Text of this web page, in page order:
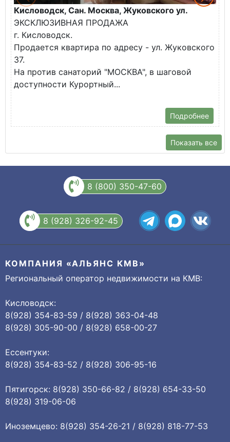
Кисловодск, Сан. Москва, Жуковского ул.
ЭКСКЛЮЗИВНАЯ ПРОДАЖА
г. Кисловодск.
Продается квартира по адресу - ул. Жуковского
37.
На против санаторий "МОСКВА", в шаговой
доступности Курортный...
Подробнее
Показать все
8 (800) 350-47-60
8 (928) 326-92-45
КОМПАНИЯ «АЛЬЯНС КМВ»
Региональный оператор недвижимости на КМВ:
Кисловодск:
8(928) 354-83-59 / 8(928) 363-04-48
8(928) 305-90-00 / 8(928) 658-00-27
Ессентуки:
8(928) 354-83-52 / 8(928) 306-95-16
Пятигорск: 8(928) 350-66-82 / 8(928) 654-33-50
8(928) 319-06-06
Иноземцево: 8(928) 354-26-21 / 8(928) 818-77-53